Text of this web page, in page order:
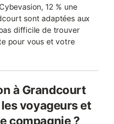
12 % une
sont adaptées aux
difficile de trouver
pour vous et votre
à Grandcourt
voyageurs et
compagnie ?